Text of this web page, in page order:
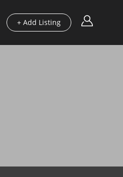
+ Add Listing